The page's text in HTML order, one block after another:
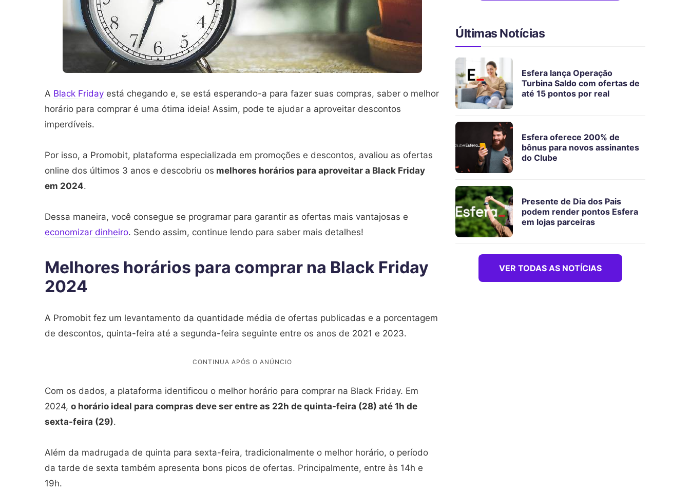
A Black Friday está chegando e, se está esperando-a para fazer suas compras, saber o melhor
horário para comprar é uma ótima ideia! Assim, pode te ajudar a aproveitar descontos
imperdíveis.
Por isso, a Promobit, plataforma especializada em promoções e descontos, avaliou as ofertas
online dos últimos 3 anos e descobriu os melhores horários para aproveitar a Black Friday
em 2024.
Dessa maneira, você consegue se programar para garantir as ofertas mais vantajosas e
economizar dinheiro. Sendo assim, continue lendo para saber mais detalhes!
Melhores horários para comprar na Black Friday
2024
A Promobit fez um levantamento da quantidade média de ofertas publicadas e a porcentagem
de descontos, quinta-feira até a segunda-feira seguinte entre os anos de 2021 e 2023.
Com os dados, a plataforma identificou o melhor horário para comprar na Black Friday. Em
2024, o horário ideal para compras deve ser entre as 22h de quinta-feira (28) até 1h de
sexta-feira (29).
Além da madrugada de quinta para sexta-feira, tradicionalmente o melhor horário, o período
da tarde de sexta também apresenta bons picos de ofertas. Principalmente, entre às 14h e
19h.
Últimas Notícias
Esfera lança Operação
Turbina Saldo com ofertas de
até 15 pontos por real
Esfera oferece 200% de
bônus para novos assinantes
do Clube
Presente de Dia dos Pais
podem render pontos Esfera
em lojas parceiras
VER TODAS AS NOTÍCIAS